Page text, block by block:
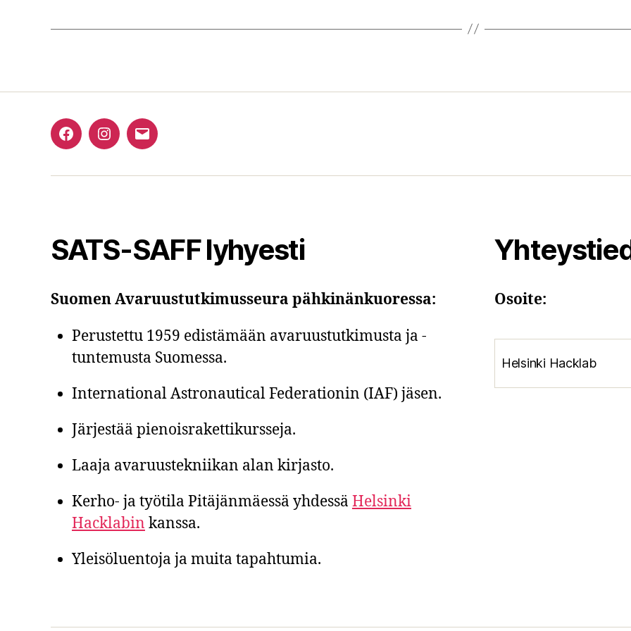
FacebookInstagram
Email
SATS-SAFF lyhyesti
Suomen Avaruustutkimusseura pähkinänkuoressa:
Perustettu 1959 edistämään avaruustutkimusta ja -
tuntemusta Suomessa.
International Astronautical Federationin (IAF) jäsen.
Järjestää pienoisrakettikursseja.
Laaja avaruustekniikan alan kirjasto.
Kerho- ja työtila Pitäjänmäessä yhdessä Helsinki
Hacklabin kanssa.
Yleisöluentoja ja muita tapahtumia.
Osoite:
Helsinki Hacklab